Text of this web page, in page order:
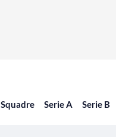
Squadre Serie A Serie B